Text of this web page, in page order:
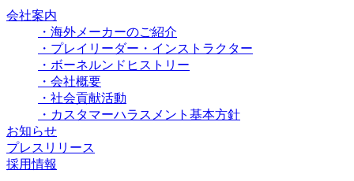
会社案内
・海外メーカーのご紹介
・プレイリーダー・インストラクター
・ボーネルンドヒストリー
・会社概要
・社会貢献活動
・カスタマーハラスメント基本方針
お知らせ
プレスリリース
採用情報